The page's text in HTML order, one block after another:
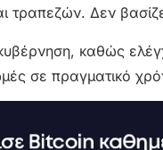
Δεν
καθώς
σε πραγματικό